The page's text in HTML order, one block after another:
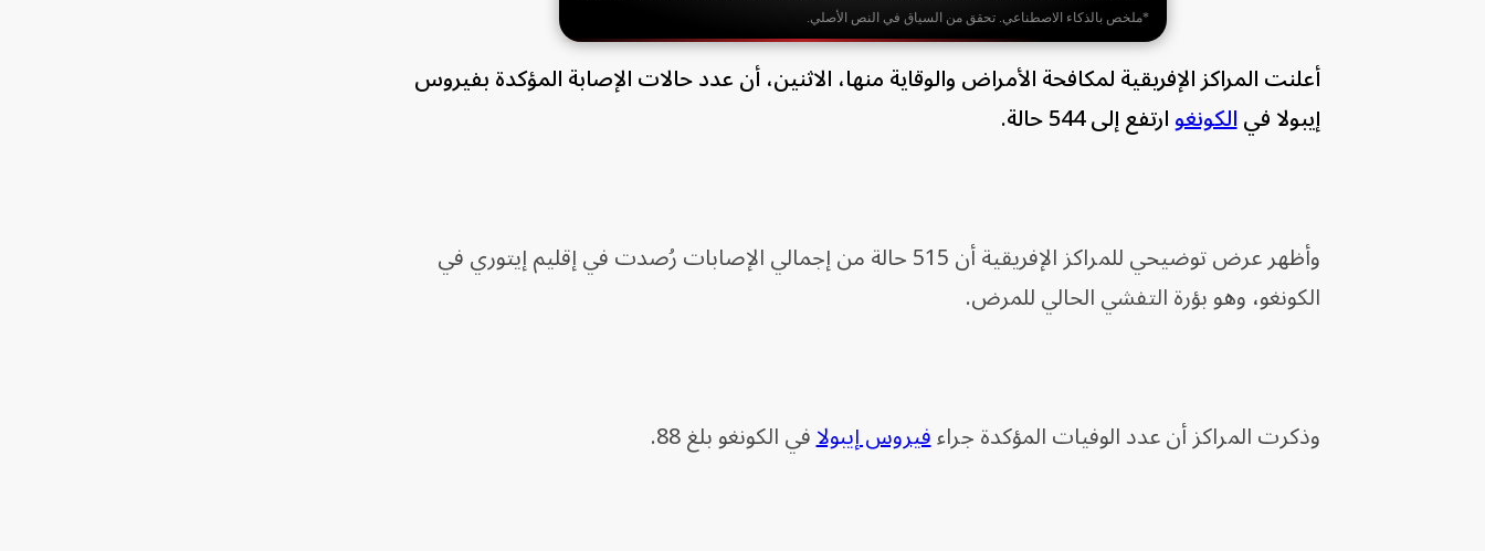
*ملخص بالذكاء الاصطناعي. تحقق من السياق في النص الأصلي.
أعلنت المراكز الإفريقية لمكافحة الأمراض والوقاية منها، الاثنين، أن عدد حالات الإصابة المؤكدة بفيروس
إيبولا فيالكونغوارتفع إلى 544 حالة.
وأظهر عرض توضيحي للمراكز الإفريقية أن 515 حالة من إجمالي الإصابات رُصدت في إقليم إيتوري في
الكونغو، وهو بؤرة التفشي الحالي للمرض.
وذكرت المراكز أن عدد الوفيات المؤكدة جراءفيروس إيبولافي الكونغو بلغ 88.